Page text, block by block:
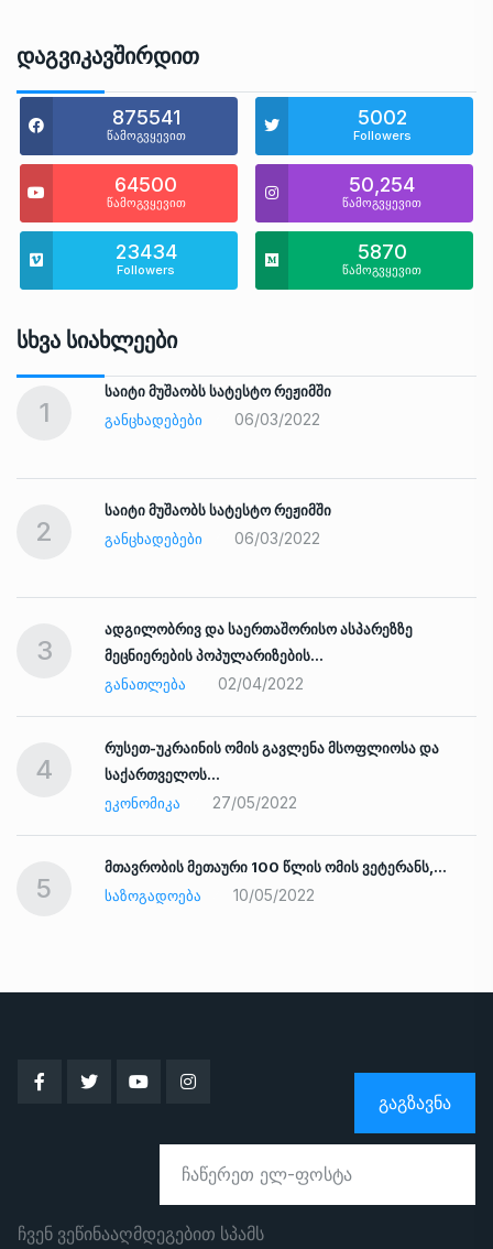
Დაგვიკავშირდით
875541
წამოგვყევით
5002
Followers
64500
წამოგვყევით
50,254
წამოგვყევით
23434
Followers
5870
წამოგვყევით
Სხვა Სიახლეები
1
საიტი მუშაობს სატესტო რეჟიმში
ᲒᲐᲜᲪᲮᲐᲓᲔᲑᲔᲑᲘ
06/03/2022
2
საიტი მუშაობს სატესტო რეჟიმში
ᲒᲐᲜᲪᲮᲐᲓᲔᲑᲔᲑᲘ
06/03/2022
3
ადგილობრივ და საერთაშორისო ასპარეზზე
მეცნიერების პოპულარიზების…
ᲒᲐᲜᲐᲗᲚᲔᲑᲐ
02/04/2022
4
რუსეთ-უკრაინის ომის გავლენა მსოფლიოსა და
საქართველოს…
ᲔᲙᲝᲜᲝᲛᲘᲙᲐ
27/05/2022
5
მთავრობის მეთაური 100 წლის ომის ვეტერანს,…
ᲡᲐᲖᲝᲒᲐᲓᲝᲔᲑᲐ
10/05/2022
ᲒᲐᲒᲖᲐᲕᲜᲐ
ჩვენ ვეწინააღმდეგებით სპამს